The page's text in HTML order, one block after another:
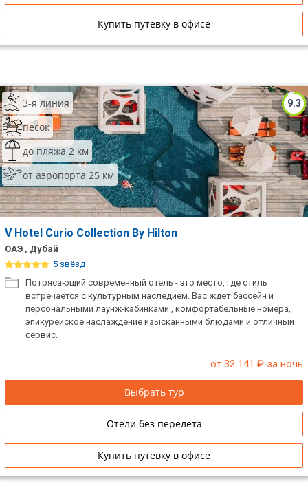
Купить путевку в офисе
9.3
3-я линия
песок
до пляжа 2 км
от аэропорта 25 км
V Hotel Curio Collection By Hilton
ОАЭ , Дубай
5 звёзд
Потрясающий современный отель - это место, где стиль
встречается с культурным наследием. Вас ждет бассейн и
персональными лаунж-кабинками , комфортабельные номера,
эпикурейское наслаждение изысканными блюдами и отличный
сервис.
от 32 141 ₽ за ночь
Выбрать тур
Отели без перелета
Купить путевку в офисе